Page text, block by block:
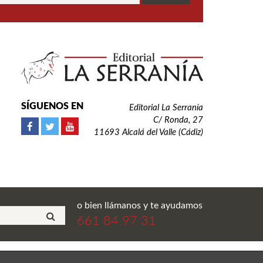
SÍGUENOS EN
Editorial La Serranía
C/ Ronda, 27
11693 Alcalá del Valle (Cádiz)
o bien llámanos y te ayudamos
661 84 97 31